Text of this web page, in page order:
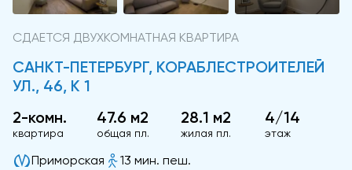
СДАЕТСЯ ДВУХКОМНАТНАЯ КВАРТИРА
САНКТ-ПЕТЕРБУРГ, КОРАБЛЕСТРОИТЕЛЕЙ
УЛ., 46, К 1
2-комн.
квартира
47.6 м2
общая пл.
28.1 м2
жилая пл.
4/14
этаж
Приморская 13 мин. пеш.